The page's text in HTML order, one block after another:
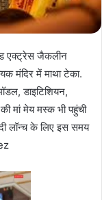
एक्ट्रेस जैकलीन
मंदिर में माथा टेका.
डाइटिशियन,
मां मेय मस्क भी पहुंची
लॉन्च के लिए इस समय